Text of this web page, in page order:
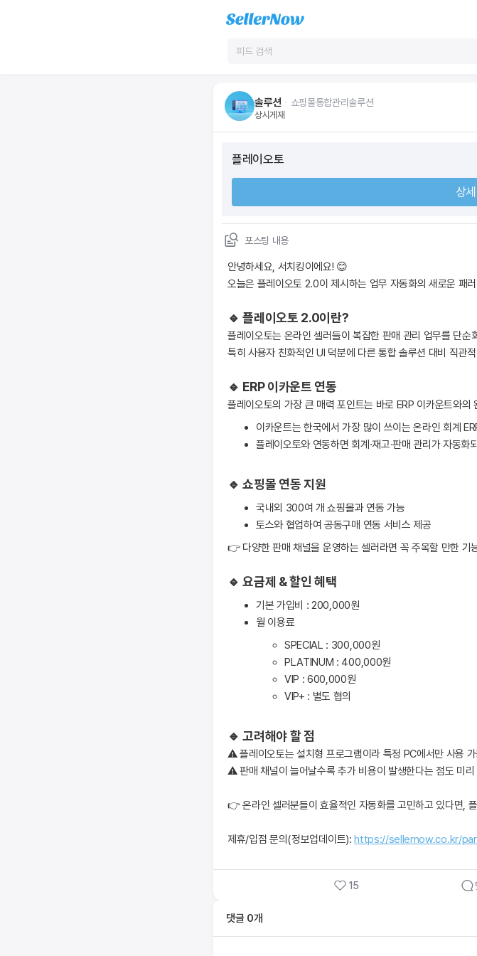
솔루션 ᆞ 쇼핑몰통합관리솔루션
상시게재
플레이오토
상
포스팅 내용
안녕하세요, 서치킹이에요! 😊
오늘은 플레이오토 2.0이 제시하는 업무 자동화의 새로운 패
🔹 플레이오토 2.0이란?
플레이오토는 온라인 셀러들이 복잡한 판매 관리 업무를 단순
특히 사용자 친화적인 UI 덕분에 다른 통합 솔루션 대비 직관
🔹 ERP 이카운트 연동
플레이오토의 가장 큰 매력 포인트는 바로 ERP 이카운트와의
이카운트는 한국에서 가장 많이 쓰이는 온라인 회계
플레이오토와 연동하면 회계·재고·판매 관리가 자동
🔹 쇼핑몰 연동 지원
국내외 300여 개 쇼핑몰과 연동 가능
토스와 협업하여 공동구매 연동 서비스 제공
👉 다양한 판매 채널을 운영하는 셀러라면 꼭 주목할 만한 기
🔹 요금제 & 할인 혜택
기본 가입비 : 200,000원
월 이용료
SPECIAL : 300,000원
PLATINUM : 400,000원
VIP : 600,000원
VIP+ : 별도 협의
🔹 고려해야 할 점
⚠️ 플레이오토는 설치형 프로그램이라 특정 PC에서만 사용
⚠️ 판매 채널이 늘어날수록 추가 비용이 발생한다는 점도 미리
👉 온라인 셀러분들이 효율적인 자동화를 고민하고 있다면,
제휴/입점 문의(정보업데이트): https://sellernow.co.kr/
15
댓글 0개